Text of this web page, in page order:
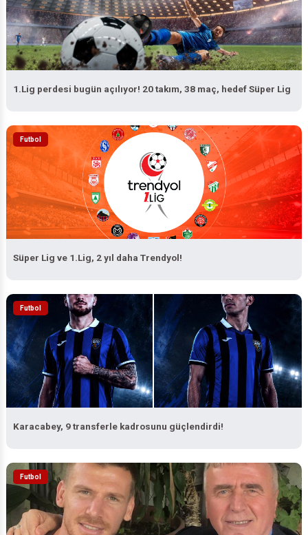
1.Lig perdesi bugün açılıyor! 20 takım, 38 maç, hedef Süper Lig
Futbol
Süper Lig ve 1.Lig, 2 yıl daha Trendyol!
Futbol
Karacabey, 9 transferle kadrosunu güçlendirdi!
Futbol